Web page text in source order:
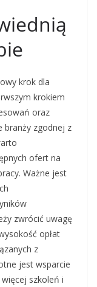
krok dla
krokiem
oraz
branży zgodnej z
ofert na
Ważne jest
zwrócić uwagę
opłat
z
jest wsparcie
szkoleń i